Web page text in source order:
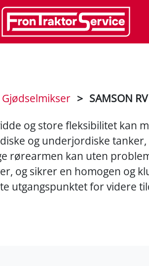
Gjødselmikser > SAMSON
og store fleksibilitet kan
og underjordiske
rørearmen kan uten
og sikrer en homogen og
utgangspunktet for videre